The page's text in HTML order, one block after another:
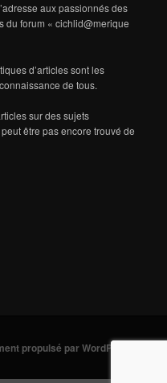
aux passionnés des
du forum « cichlid@merique
d’articles sont les
de tous.
sur des sujets
être pas encore trouvé de
propulsé par WordPress